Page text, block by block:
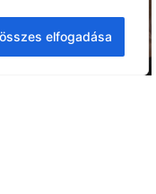
elfogadása